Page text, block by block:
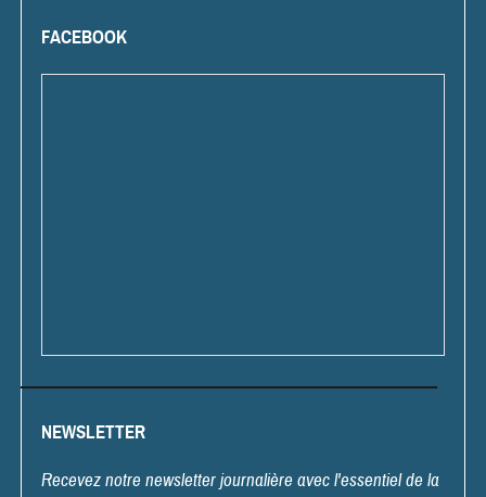
FACEBOOK
NEWSLETTER
Recevez notre newsletter journalière avec l'essentiel de la